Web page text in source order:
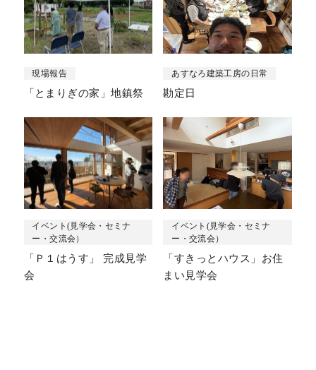
現場報告
「とまりぎの家」地鎮祭
あすなろ建築工房の日常
勘定日
イベント(見学会・セミナ
ー・交流会）
「Ｐ１はうす」 完成見学
会
イベント(見学会・セミナ
ー・交流会）
「すきっとハウス」お住
まい見学会